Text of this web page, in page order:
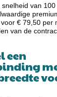
van
€ 79,50 per
van de
een